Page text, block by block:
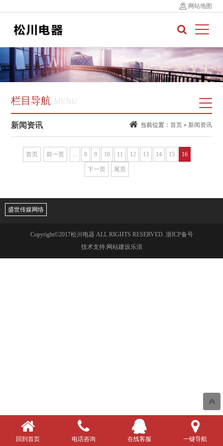
网站地图
栏目导航 MENU
新闻资讯 当前位置： 首页 » 新闻资讯
首页 前一页 ... 8 9 10 11 12 13 14 15 16
下一页 尾页
盛世传媒网络
Copyright©2017松川电器 ALL RIGHTS RESERVED. 浙ICP备号
技术支持:网站建设乐清
回到首页 电话咨询 在线客服 一键导航